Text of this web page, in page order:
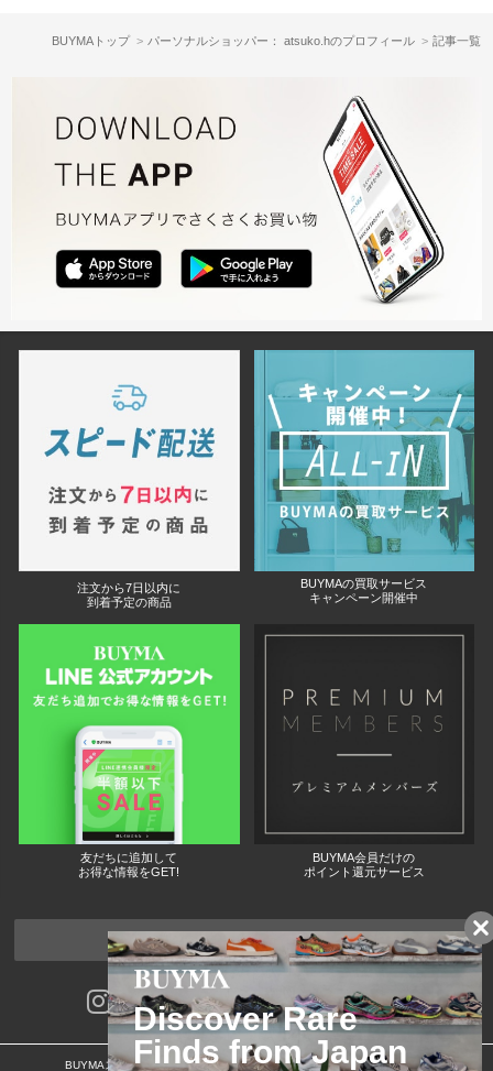
BUYMAトップ パーソナルショッパー： atsuko.hのプロフィール 記事一覧
注文から7日以内に
到着予定の商品
BUYMAの買取サービス
キャンペーン開催中
友だちに追加して
お得な情報をGET!
BUYMA会員だけの
ポイント還元サービス
ページトップへ
BUYMAスタートガイド 安心への取り組み